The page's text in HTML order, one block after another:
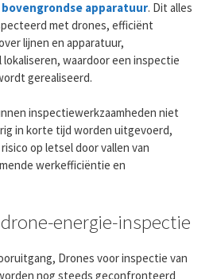
apparatuur. Dit alles
met drones, efficiënt
lijnen en apparatuur,
waardoor een inspectie
gerealiseerd.
inspectiewerkzaamheden niet
in korte tijd worden uitgevoerd,
op letsel door vallen van
werkefficiëntie en
energie-inspectie
Drones voor inspectie van
nog steeds geconfronteerd